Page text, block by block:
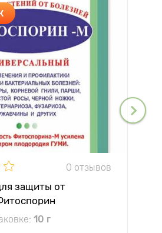
0 отзывов
защиты от
10 г